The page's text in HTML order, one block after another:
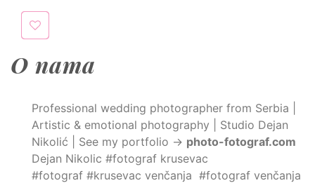
O nama
Professional wedding photographer from Serbia |
Artistic & emotional photography | Studio Dejan
Nikolić | See my portfolio → photo-fotograf.com
Dejan Nikolic #fotograf krusevac
#fotograf #krusevac venčanja #fotograf venčanja